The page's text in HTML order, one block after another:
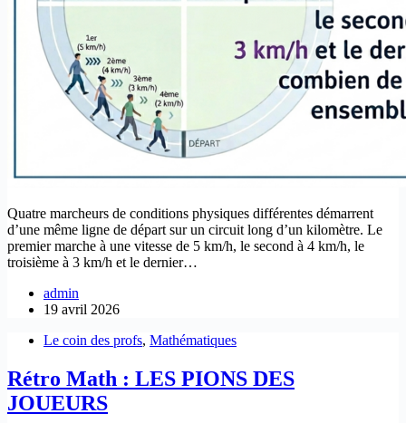
Quatre marcheurs de conditions physiques différentes démarrent
d’une même ligne de départ sur un circuit long d’un kilomètre. Le
premier marche à une vitesse de 5 km/h, le second à 4 km/h, le
troisième à 3 km/h et le dernier…
admin
19 avril 2026
Le coin des profs, Mathématiques
Rétro Math : LES PIONS DES
JOUEURS